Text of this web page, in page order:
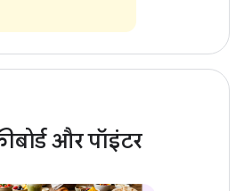
और पॉइंटर